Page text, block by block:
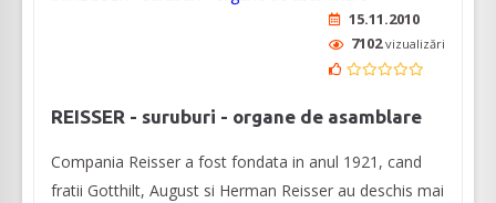
15.11.2010
7102vizualizări
REISSER - suruburi - organe de asamblare
Compania Reisser a fost fondata in anul 1921, cand
fratii Gotthilt, August si Herman Reisser au deschis mai